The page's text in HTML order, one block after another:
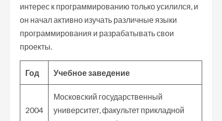
интерес к программированию только усилился, и
он начал активно изучать различные языки
программирования и разрабатывать свои
проекты.
Год Учебное заведение
2004
Московский государственный
университет, факультет прикладной